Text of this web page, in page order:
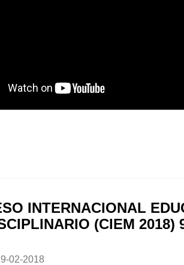
INTERNACIONAL
(CIEM 2018)
02-2018